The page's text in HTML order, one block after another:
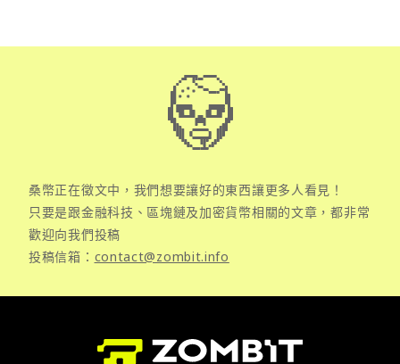
桑幣正在徵文中，我們想要讓好的東西讓更多人看見！
只要是跟金融科技、區塊鏈及加密貨幣相關的文章，都非常
歡迎向我們投稿
投稿信箱： contact@zombit.info